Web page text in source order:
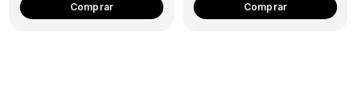
Comprar Comprar